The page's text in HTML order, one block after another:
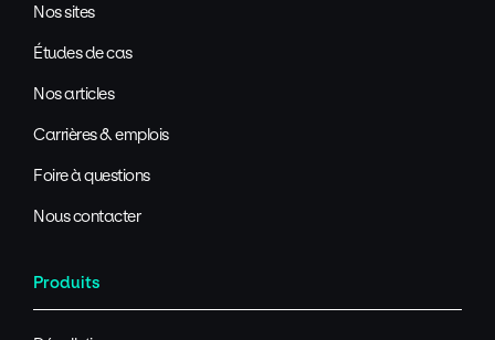
Nos sites
Études de cas
Nos articles
Carrières & emplois
Foire à questions
Nous contacter
Produits